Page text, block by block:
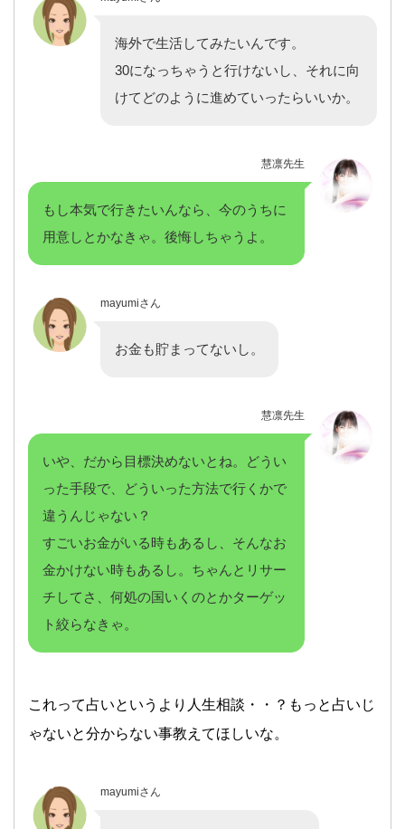
海外で生活してみたいんです。
30になっちゃうと行けないし、それに向
けてどのように進めていったらいいか。
慧凛先生
もし本気で行きたいんなら、今のうちに
用意しとかなきゃ。後悔しちゃうよ。
mayumiさん
お金も貯まってないし。
慧凛先生
いや、だから目標決めないとね。どうい
った手段で、どういった方法で行くかで
違うんじゃない？
すごいお金がいる時もあるし、そんなお
金かけない時もあるし。ちゃんとリサー
チしてさ、何処の国いくのとかターゲッ
ト絞らなきゃ。
これって占いというより人生相談・・？もっと占いじ
ゃないと分からない事教えてほしいな。
mayumiさん